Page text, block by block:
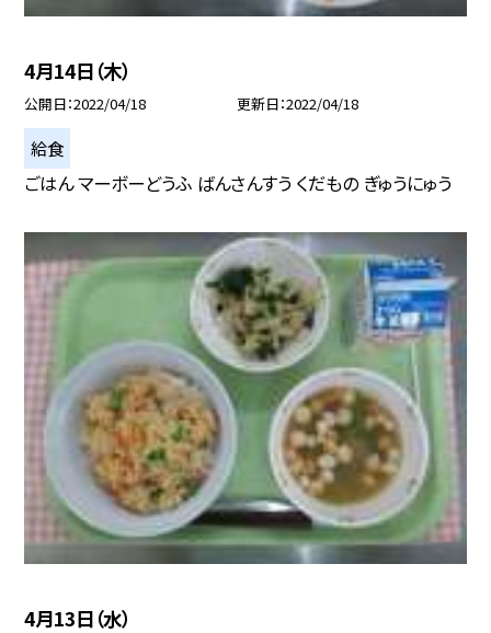
4月14日（木）
公開日 2022/04/18 更新日 2022/04/18
給食
ごはん マーボーどうふ ばんさんすう くだもの ぎゅうにゅう
4月13日（水）